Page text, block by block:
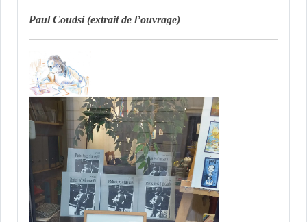
Paul Coudsi (extrait de l’ouvrage)